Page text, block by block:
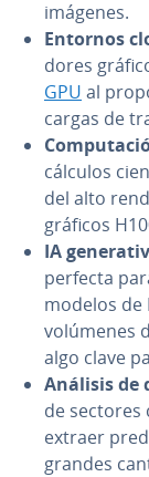
imágenes.
Entornos
do­res
GPU al
cargas de
cálculos
del alto
gráficos
IA
perfecta
modelos de
volúmenes
algo clave
Análisis de
de sectores
extraer
grandes